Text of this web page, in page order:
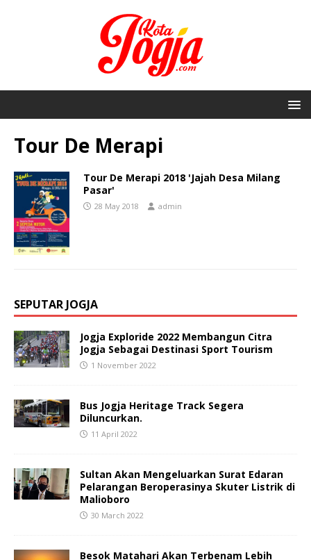
Tour De Merapi
Tour De Merapi 2018 'Jajah Desa Milang
Pasar'
28 May 2018 admin
SEPUTAR JOGJA
Jogja Exploride 2022 Membangun Citra
Jogja Sebagai Destinasi Sport Tourism
1 November 2022
Bus Jogja Heritage Track Segera
Diluncurkan.
11 April 2022
Sultan Akan Mengeluarkan Surat Edaran
Pelarangan Beroperasinya Skuter Listrik di
Malioboro
30 March 2022
Besok Matahari Akan Terbenam Lebih